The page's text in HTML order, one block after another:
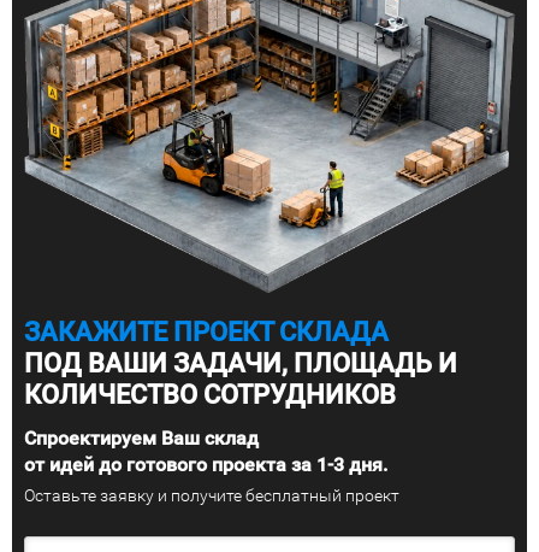
ЗАКАЖИТЕ ПРОЕКТ СКЛАДА
ПОД ВАШИ ЗАДАЧИ, ПЛОЩАДЬ И
КОЛИЧЕСТВО СОТРУДНИКОВ
Спроектируем Ваш склад
от идей до готового проекта за 1-3 дня.
Оставьте заявку и получите бесплатный проект